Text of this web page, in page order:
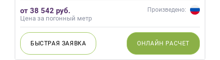
от 38 542 руб.
Цена за погонный метр
Произведено:
БЫСТРАЯ ЗАЯВКА ОНЛАЙН РАСЧЕТ